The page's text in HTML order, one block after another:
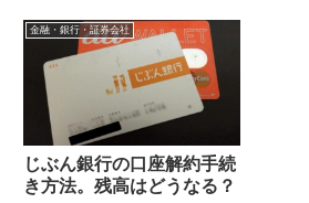
井住友系のサービスを集中して利
用...
金融・銀行・証券会社
じぶん銀行の口座解約手続
き方法。残高はどうなる？